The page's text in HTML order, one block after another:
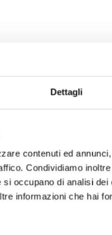
Dettagli
contenuti ed
Condividiamo
occupano di analisi
informazioni che hai